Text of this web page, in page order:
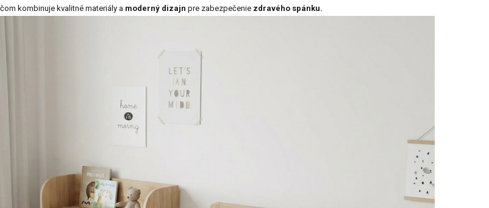
kombinuje kvalitné materiály a moderný dizajn pre zabezpečenie zdravého spánku.